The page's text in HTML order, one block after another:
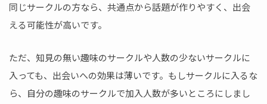
同じサークルの方なら、共通点から話題が作りやすく、出会
える可能性が高いです。
ただ、知見の無い趣味のサークルや人数の少ないサークルに
入っても、出会いへの効果は薄いです。もしサークルに入るな
ら、自分の趣味のサークルで加入人数が多いところにしまし